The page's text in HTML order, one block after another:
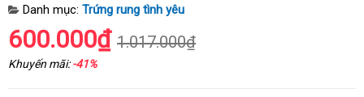
Danh mục: Trứng rung tình yêu
600.000₫ 1.017.000₫
Khuyến mãi:-41%